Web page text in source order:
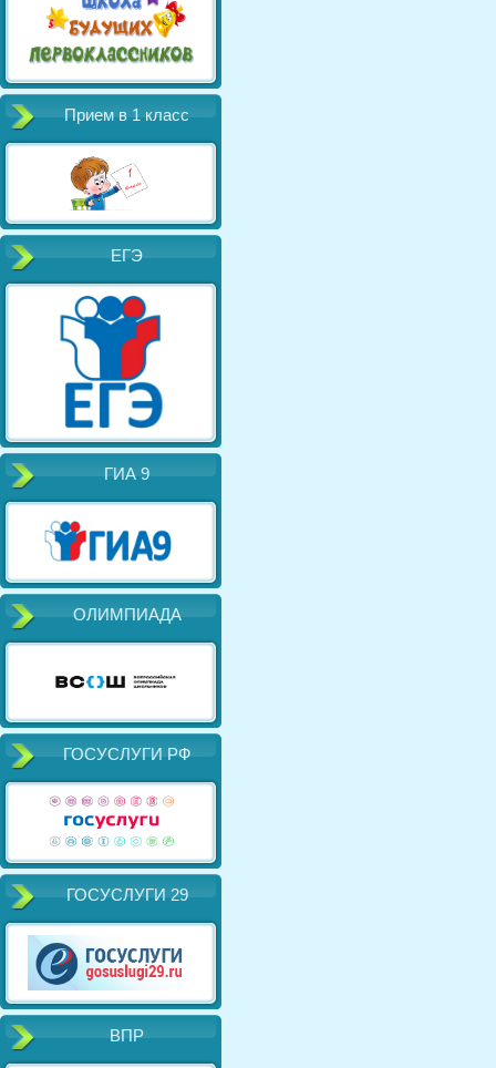
Прием в 1 класс
ЕГЭ
ГИА 9
ОЛИМПИАДА
ГОСУСЛУГИ РФ
ГОСУСЛУГИ 29
ВПР